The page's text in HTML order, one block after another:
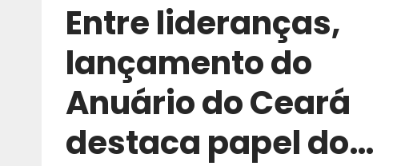
Entre lideranças,
lançamento do
Anuário do Ceará
destaca papel do